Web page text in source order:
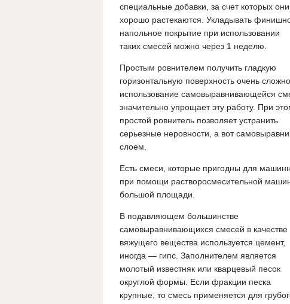
специальные добавки, за счет которых они
хорошо растекаются. Укладывать
напольное покрытие при использовании
таких смесей можно через 1 неделю.
Простым ровнителем получить гладкую
горизонтальную поверхность очень
использование самовыравнивающейся
значительно упрощает эту работу. При
простой ровнитель позволяет устранить
серьезные неровности, а вот
слоем.
Есть смеси, которые пригодны для
при помощи растворосмесительной
большой площади.
В подавляющем большинстве
самовыравнивающихся смесей в качестве
вяжущего вещества используется цемент,
иногда — гипс. Заполнителем является
молотый известняк или кварцевый песок
округлой формы. Если фракции песка
крупные, то смесь применяется для